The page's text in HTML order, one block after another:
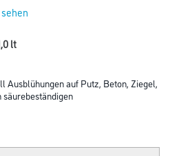
lt
Ausblühungen auf Putz, Beton, Ziegel,